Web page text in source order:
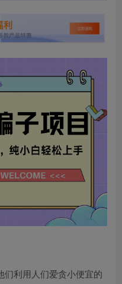
们利用人们爱贪小便宜的